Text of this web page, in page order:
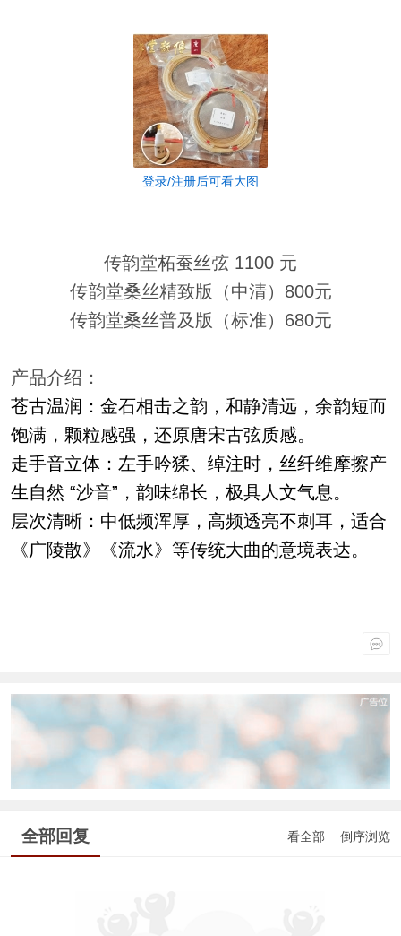
登录/注册后可看大图
传韵堂柘蚕丝弦 1100 元
传韵堂桑丝精致版（中清）800元
传韵堂桑丝普及版（标准）680元
产品介绍：
苍古温润 ：金石相击之韵，和静清远，余韵短而
饱满，颗粒感强，还原唐宋古弦质感。
走手音立体 ：左手吟猱、绰注时，丝纤维摩擦产
生自然 “沙音”，韵味绵长，极具人文气息。
层次清晰：中低频浑厚，高频透亮不刺耳，适合
《广陵散》《流水》等传统大曲的意境表达。
全部回复 看全部 倒序浏览